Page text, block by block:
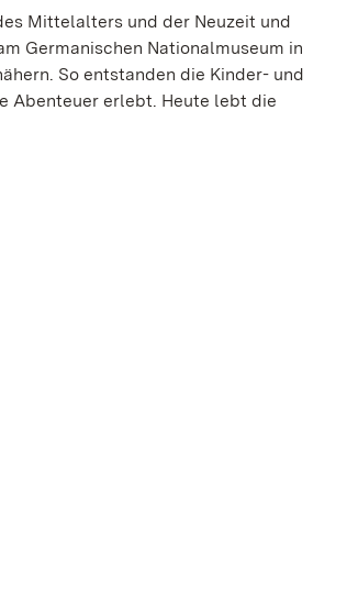
Mittelalters und der Neuzeit und
Germanischen Nationalmuseum in
So entstanden die Kinder- und
Abenteuer erlebt. Heute lebt die